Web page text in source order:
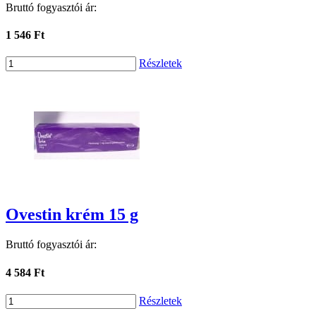
Bruttó fogyasztói ár:
1 546 Ft
Részletek
Ovestin krém 15 g
Bruttó fogyasztói ár:
4 584 Ft
Részletek